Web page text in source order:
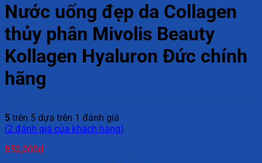
Nước uống đẹp da Collagen
thủy phân Mivolis Beauty
Kollagen Hyaluron Đức chính
hãng
5 trên 5 dựa trên 1 đánh giá
(2 đánh giá của khách hàng)
850,000₫